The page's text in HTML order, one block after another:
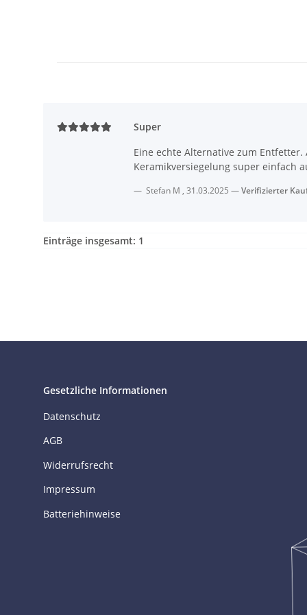
Super
Eine echte Alternative zum
Keramikversiegelung super einfach
Stefan M , 31.03.2025 Verifizierter
Einträge insgesamt: 1
Gesetzliche Informationen
Datenschutz
AGB
Widerrufsrecht
Impressum
Batteriehinweise